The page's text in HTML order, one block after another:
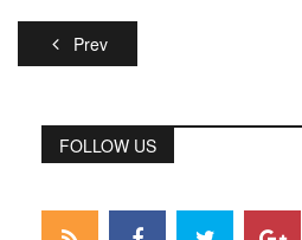
Prev
FOLLOW US